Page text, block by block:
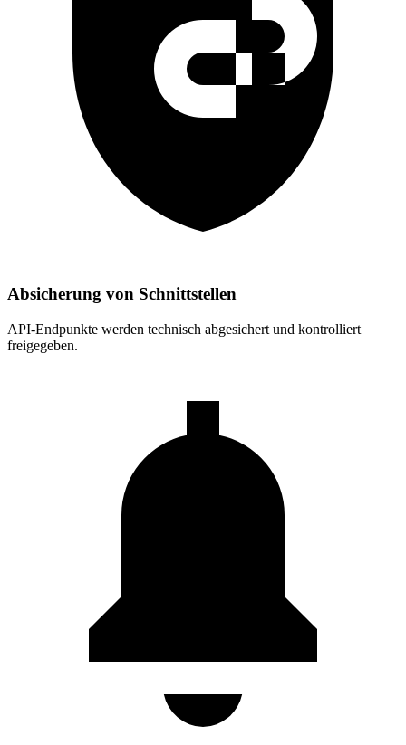
Absicherung von Schnittstellen
API-Endpunkte werden technisch abgesichert und kontrolliert
freigegeben.